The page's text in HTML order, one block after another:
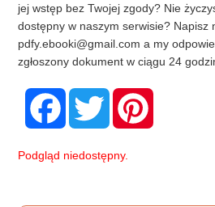
jej wstęp bez Twojej zgody? Nie
dostępny w naszym serwisie? Napisz
pdfy.ebooki@gmail.com a my
zgłoszony dokument w ciągu 24
F
o
T
w
e
Podgląd niedostępny.